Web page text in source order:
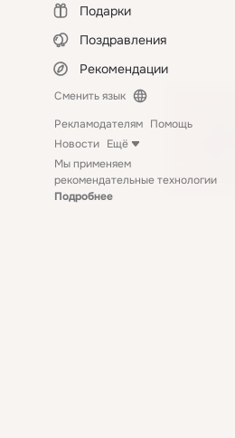
Подарки
Поздравления
Рекомендации
Сменить язык
Рекламодателям Помощь
Новости Ещё
Мы применяем
рекомендательные технологии
Подробнее